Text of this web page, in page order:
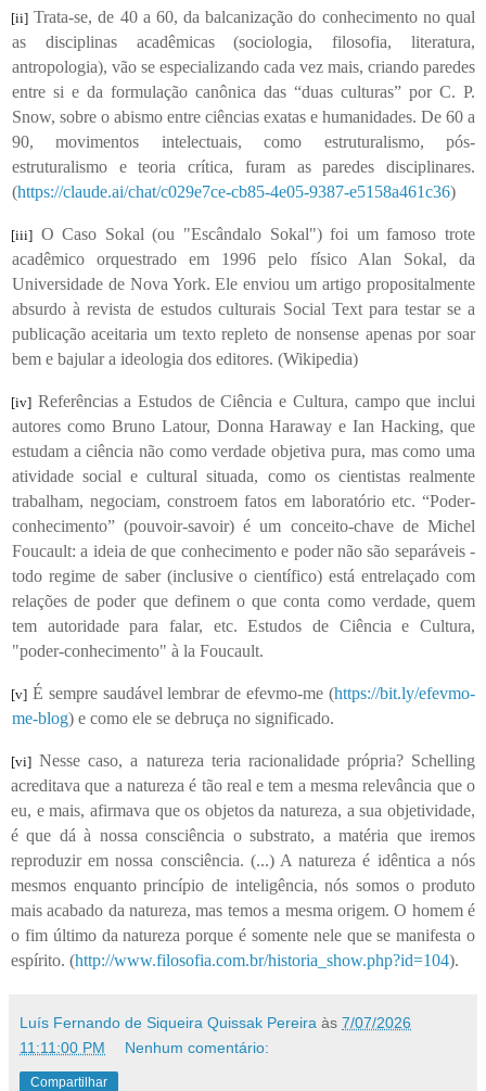
[ii] Trata-se, de 40 a 60, da balcanização do conhecimento no qual
as disciplinas acadêmicas (sociologia, filosofia, literatura,
antropologia), vão se especializando cada vez mais, criando paredes
entre si e da formulação canônica das “duas culturas” por C. P.
Snow, sobre o abismo entre ciências exatas e humanidades. De 60 a
90, movimentos intelectuais, como estruturalismo, pós-
estruturalismo e teoria crítica, furam as paredes disciplinares.
(https://claude.ai/chat/c029e7ce-cb85-4e05-9387-e5158a461c36)
[iii] O Caso Sokal (ou "Escândalo Sokal") foi um famoso trote
acadêmico orquestrado em 1996 pelo físico Alan Sokal, da
Universidade de Nova York. Ele enviou um artigo propositalmente
absurdo à revista de estudos culturais Social Text para testar se a
publicação aceitaria um texto repleto de nonsense apenas por soar
bem e bajular a ideologia dos editores. (Wikipedia)
[iv] Referências a Estudos de Ciência e Cultura, campo que inclui
autores como Bruno Latour, Donna Haraway e Ian Hacking, que
estudam a ciência não como verdade objetiva pura, mas como uma
atividade social e cultural situada, como os cientistas realmente
trabalham, negociam, constroem fatos em laboratório etc. “Poder-
conhecimento” (pouvoir-savoir) é um conceito-chave de Michel
Foucault: a ideia de que conhecimento e poder não são separáveis -
todo regime de saber (inclusive o científico) está entrelaçado com
relações de poder que definem o que conta como verdade, quem
tem autoridade para falar, etc. Estudos de Ciência e Cultura,
"poder-conhecimento" à la Foucault.
[v] É sempre saudável lembrar de efevmo-me (https://bit.ly/efevmo-
me-blog) e como ele se debruça no significado.
[vi] Nesse caso, a natureza teria racionalidade própria? Schelling
acreditava que a natureza é tão real e tem a mesma relevância que o
eu, e mais, afirmava que os objetos da natureza, a sua objetividade,
é que dá à nossa consciência o substrato, a matéria que iremos
reproduzir em nossa consciência. (...) A natureza é idêntica a nós
mesmos enquanto princípio de inteligência, nós somos o produto
mais acabado da natureza, mas temos a mesma origem. O homem é
o fim último da natureza porque é somente nele que se manifesta o
espírito. (http://www.filosofia.com.br/historia_show.php?id=104).
Luís Fernando de Siqueira Quissak Pereira às 7/07/2026
11:11:00 PM
Nenhum comentário:
Compartilhar